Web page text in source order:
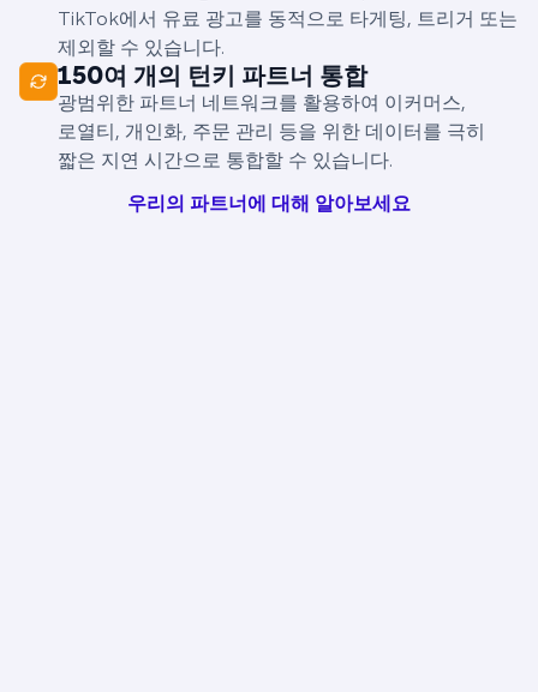
TikTok에서 유료 광고를 동적으로 타게팅, 트리거 또는
제외할 수 있습니다.
150여 개의 턴키 파트너 통합
광범위한 파트너 네트워크를 활용하여 이커머스,
로열티, 개인화, 주문 관리 등을 위한 데이터를 극히
짧은 지연 시간으로 통합할 수 있습니다.
우리의 파트너에 대해 알아보세요